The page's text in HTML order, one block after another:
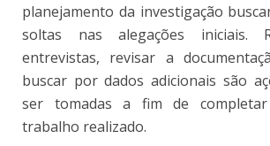
planejamento da investigação
soltas nas alegações iniciais.
entrevistas, revisar a
buscar por dados adicionais são
ser tomadas a fim de
trabalho realizado.